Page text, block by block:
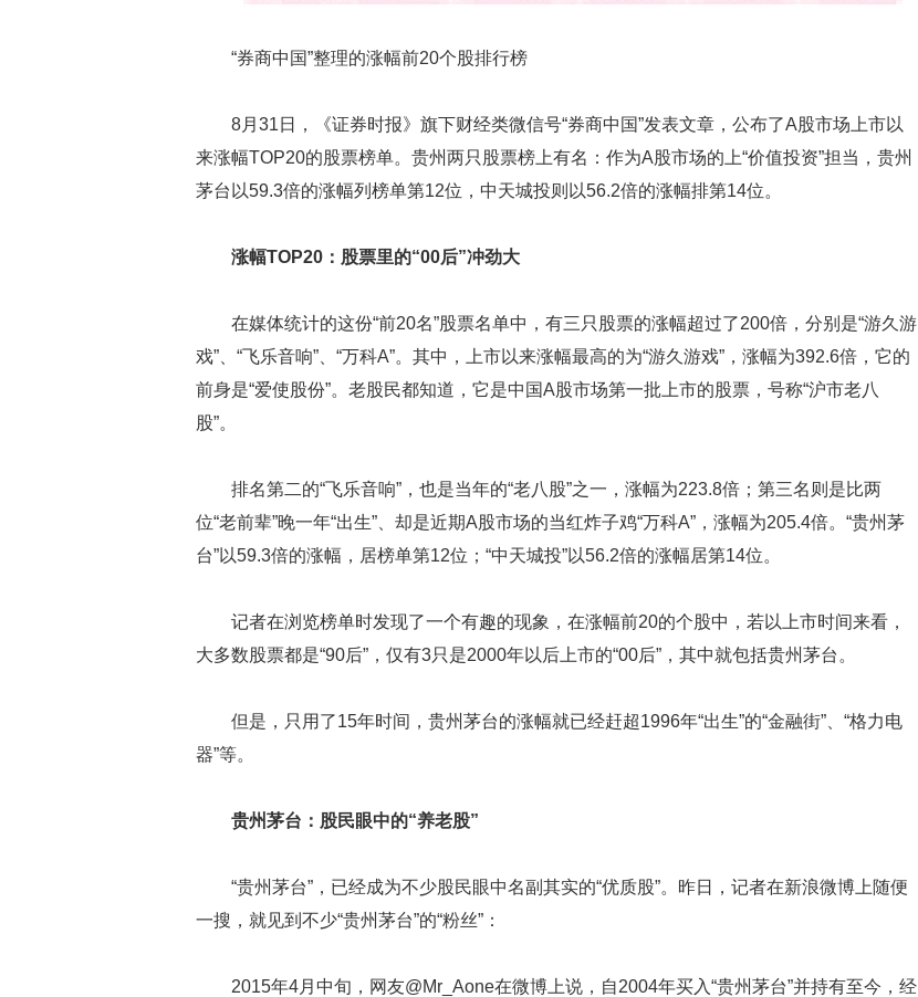
“券商中国”整理的涨幅前20个股排行榜
8月31日，《证券时报》旗下财经类微信号“券商中国”发表文章，公布了A股市场上市以
来涨幅TOP20的股票榜单。贵州两只股票榜上有名：作为A股市场的上“价值投资”担当，贵州
茅台以59.3倍的涨幅列榜单第12位，中天城投则以56.2倍的涨幅排第14位。
涨幅TOP20：股票里的“00后”冲劲大
在媒体统计的这份“前20名”股票名单中，有三只股票的涨幅超过了200倍，分别是“游久游
戏”、“飞乐音响”、“万科A”。其中，上市以来涨幅最高的为“游久游戏”，涨幅为392.6倍，它的
前身是“爱使股份”。老股民都知道，它是中国A股市场第一批上市的股票，号称“沪市老八
股”。
排名第二的“飞乐音响”，也是当年的“老八股”之一，涨幅为223.8倍；第三名则是比两
位“老前辈”晚一年“出生”、却是近期A股市场的当红炸子鸡“万科A”，涨幅为205.4倍。“贵州茅
台”以59.3倍的涨幅，居榜单第12位；“中天城投”以56.2倍的涨幅居第14位。
记者在浏览榜单时发现了一个有趣的现象，在涨幅前20的个股中，若以上市时间来看，
大多数股票都是“90后”，仅有3只是2000年以后上市的“00后”，其中就包括贵州茅台。
但是，只用了15年时间，贵州茅台的涨幅就已经赶超1996年“出生”的“金融街”、“格力电
器”等。
贵州茅台：股民眼中的“养老股”
“贵州茅台”，已经成为不少股民眼中名副其实的“优质股”。昨日，记者在新浪微博上随便
一搜，就见到不少“贵州茅台”的“粉丝”：
2015年4月中旬，网友@Mr_Aone在微博上说，自2004年买入“贵州茅台”并持有至今，经